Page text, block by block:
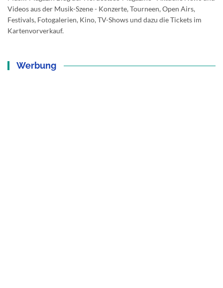
Videos aus der Musik-Szene - Konzerte, Tourneen, Open Airs,
Festivals, Fotogalerien, Kino, TV-Shows und dazu die Tickets im
Kartenvorverkauf.
Werbung